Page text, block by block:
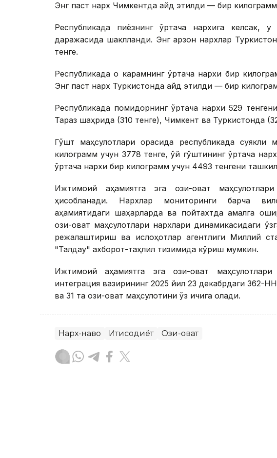
Энг паст нарх Чимкентда қайд этилди — бир килограмм
Республикада пиёзнинг ўртача нархига келсак,
даражасида шаклланди. Энг арзон нархлар
тенге.
Республикада оқ карамнинг ўртача нархи бир
Энг паст нарх Туркистонда қайд этилди — бир
Республикада помидорнинг ўртача нархи 529
Тараз шаҳрида (310 тенге), Чимкент ва Туркистонда
Гўшт маҳсулотлари орасида республикада суякли
килограмм учун 3778 тенге, қўй гўштининг ўртача
ўртача нархи бир килограмм учун 4493 тенгени
Ижтимоий аҳамиятга эга озиқ-овқат
ҳисобланади. Нархлар мониторинги барча
аҳамиятидаги шаҳарларда ва пойтахтда амалга
озиқ-овқат маҳсулотлари нархлари динамикасидаги
режалаштириш ва ислоҳотлар агентлиги Миллий
"Талдау" ахборот-таҳлил тизимида кўриш мумкин.
Ижтимоий аҳамиятга эга озиқ-овқат
интеграция вазирининг 2025 йил 23 декабрдаги 362-
ва 31 та озиқ-овқат маҳсулотини ўз ичига олади.
Нарх-наво Иқтисодиёт Озиқ-овқат